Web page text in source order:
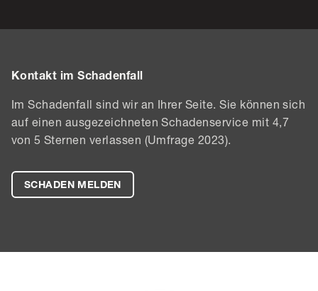
Kontakt im Schadenfall
Im Schadenfall sind wir an Ihrer Seite. Sie können sich
auf einen ausgezeichneten Schadenservice mit 4,7
von 5 Sternen verlassen (Umfrage 2023).
SCHADEN MELDEN